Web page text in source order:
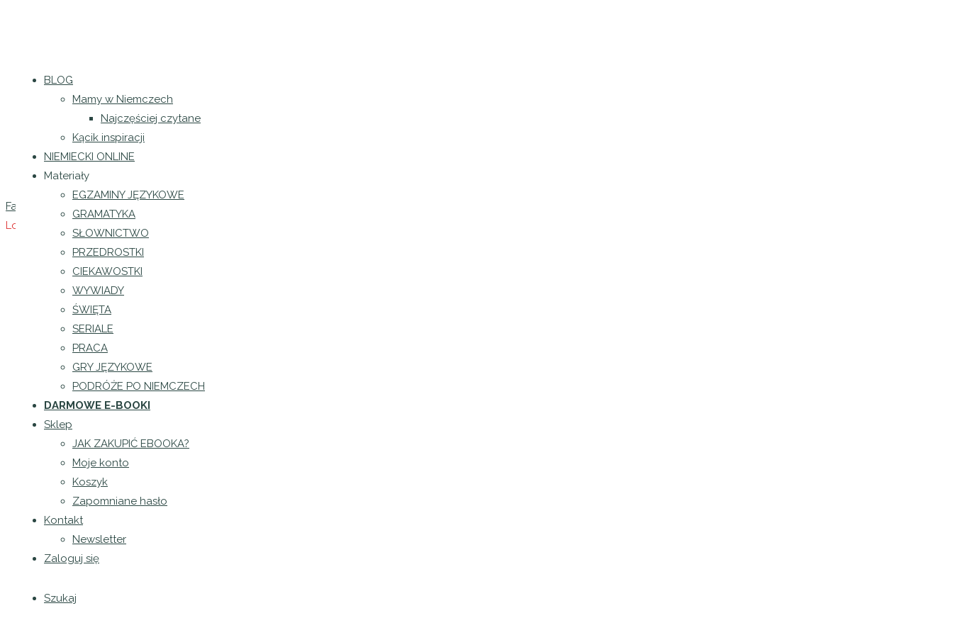
BLOG
Mamy w Niemczech
Najczęściej czytane
Kącik inspiracji
NIEMIECKI ONLINE
Materiały
EGZAMINY JĘZYKOWE
GRAMATYKA
SŁOWNICTWO
PRZEDROSTKI
CIEKAWOSTKI
WYWIADY
ŚWIĘTA
SERIALE
PRACA
GRY JĘZYKOWE
PODRÓŻE PO NIEMCZECH
DARMOWE E-BOOKI
Sklep
JAK ZAKUPIĆ EBOOKA?
Moje konto
Koszyk
Zapomniane hasło
Kontakt
Newsletter
Zaloguj się
Szukaj
“Deutsch systematisch” B1/B2 – ZACZNIJ TUTAJ
Opublikowane przez
Strona główna Szkolenie
Bieżący status
Niezapisany
Cena
Rozpocznij
Regulamin sklepu
Regulamin newslettera|Klauzula Facebook
Informacja o odstąpieniu od umowy
2024 język niemiecki dla każdego |
Facebook
Logowanie